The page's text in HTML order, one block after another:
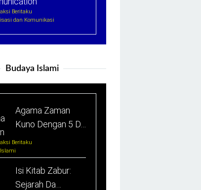
Beritaku
dan Komunikasi
Budaya Islami
Agama Zaman
Kuno Dengan 5 D…
Beritaku
Isi Kitab Zabur:
Sejarah Da…